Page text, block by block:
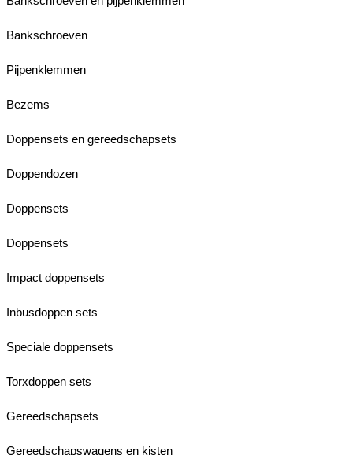
Bankschroeven
Pijpenklemmen
Bezems
Doppensets en gereedschapsets
Doppendozen
Doppensets
Doppensets
Impact doppensets
Inbusdoppen sets
Speciale doppensets
Torxdoppen sets
Gereedschapsets
Gereedschapswagens en kisten